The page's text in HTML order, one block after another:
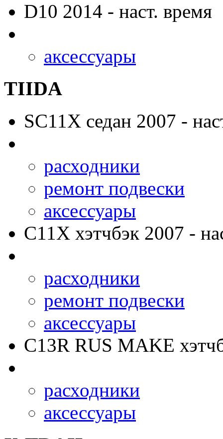
D10 2014 - наст. время
аксессуары
TIIDA
SC11X седан 2007 -
расходники
ремонт подвески
аксессуары
C11X хэтчбэк 2007 -
расходники
ремонт подвески
аксессуары
C13R RUS MAKE
расходники
аксессуары